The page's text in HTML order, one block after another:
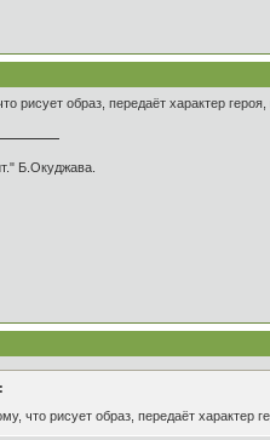
рисует образ, передаёт характер
Б.Окуджава.
что рисует образ, передаёт характер